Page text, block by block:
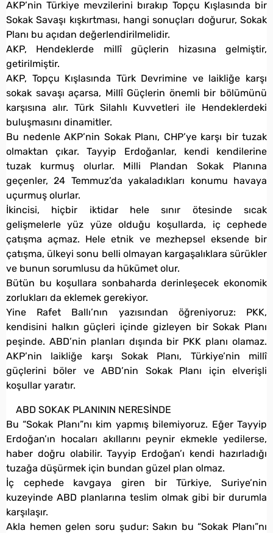
AKP’nin Türkiye mevzilerini bırakıp Topçu Kışlasında bir
Sokak Savaşı kışkırtması, hangi sonuçları doğurur, Sokak
Planı bu açıdan değerlendirilmelidir.
AKP, Hendeklerde millî güçlerin hizasına gelmiştir,
getirilmiştir.
AKP, Topçu Kışlasında Türk Devrimine ve laikliğe karşı
sokak savaşı açarsa, Millî Güçlerin önemli bir bölümünü
karşısına alır. Türk Silahlı Kuvvetleri ile Hendeklerdeki
buluşmasını dinamitler.
Bu nedenle AKP’nin Sokak Planı, CHP’ye karşı bir tuzak
olmaktan çıkar. Tayyip Erdoğanlar, kendi kendilerine
tuzak kurmuş olurlar. Milli Plandan Sokak Planına
geçenler, 24 Temmuz’da yakaladıkları konumu havaya
uçurmuş olurlar.
İkincisi, hiçbir iktidar hele sınır ötesinde sıcak
gelişmelerle yüz yüze olduğu koşullarda, iç cephede
çatışma açmaz. Hele etnik ve mezhepsel eksende bir
çatışma, ülkeyi sonu belli olmayan kargaşalıklara sürükler
ve bunun sorumlusu da hükümet olur.
Bütün bu koşullara sonbaharda derinleşecek ekonomik
zorlukları da eklemek gerekiyor.
Yine Rafet Ballı’nın yazısından öğreniyoruz: PKK,
kendisini halkın güçleri içinde gizleyen bir Sokak Planı
peşinde. ABD’nin planları dışında bir PKK planı olamaz.
AKP’nin laikliğe karşı Sokak Planı, Türkiye’nin millî
güçlerini böler ve ABD’nin Sokak Planı için elverişli
koşullar yaratır.
ABD SOKAK PLANININ NERESİNDE
Bu “Sokak Planı”nı kim yapmış bilemiyoruz. Eğer Tayyip
Erdoğan’ın hocaları akıllarını peynir ekmekle yedilerse,
haber doğru olabilir. Tayyip Erdoğan’ı kendi hazırladığı
tuzağa düşürmek için bundan güzel plan olmaz.
İç cephede kavgaya giren bir Türkiye, Suriye’nin
kuzeyinde ABD planlarına teslim olmak gibi bir durumla
karşılaşır.
Akla hemen gelen soru şudur: Sakın bu “Sokak Planı”nı